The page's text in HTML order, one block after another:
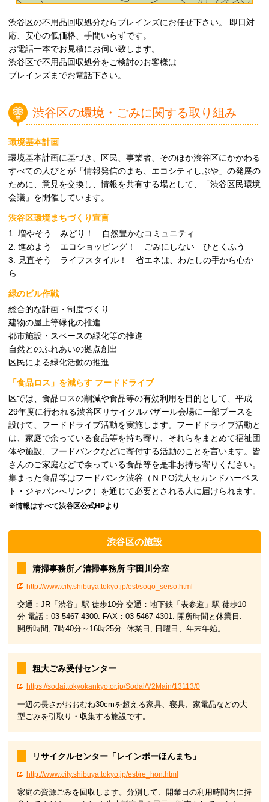
渋谷区の不用品回収処分ならブレインズにお任せ下さい。 即日対
応、安心の低価格、手間いらずです。
お電話一本でお見積にお伺い致します。
渋谷区で不用品回収処分をご検討のお客様は
ブレインズまでお電話下さい。
渋谷区の環境・ごみに関する取り組み
環境基本計画
環境基本計画に基づき、区民、事業者、そのほか渋谷区にかかわる
すべての人びとが「情報発信のまち、エコシティしぶや」の発展の
ために、意見を交換し、情報を共有する場として、「渋谷区民環境
会議」を開催しています。
渋谷区環境まちづくり宣言
1. 増やそう みどり！ 自然豊かなコミュニティ
2. 進めよう エコショッピング！ ごみにしない ひとくふう
3. 見直そう ライフスタイル！ 省エネは、わたしの手から心か
ら
緑のビル作戦
総合的な計画・制度づくり
建物の屋上等緑化の推進
都市施設・スペースの緑化等の推進
自然とのふれあいの拠点創出
区民による緑化活動の推進
「食品ロス」を減らす フードドライブ
区では、食品ロスの削減や食品等の有効利用を目的として、平成
29年度に行われる渋谷区リサイクルバザール会場に一部ブースを
設けて、フードドライブ活動を実施します。フードドライブ活動と
は、家庭で余っている食品等を持ち寄り、それらをまとめて福祉団
体や施設、フードバンクなどに寄付する活動のことを言います。皆
さんのご家庭などで余っている食品等を是非お持ち寄りください。
集まった食品等はフードバンク渋谷（ＮＰО法人セカンドハーベス
ト・ジャパンへリンク）を通じて必要とされる人に届けられます。
※情報はすべて渋谷区公式HPより
渋谷区の施設
清掃事務所／清掃事務所 宇田川分室
http://www.city.shibuya.tokyo.jp/est/sogo_seiso.html
交通：JR「渋谷」駅 徒歩10分 交通：地下鉄「表参道」駅 徒歩10
分 電話：03-5467-4300. FAX：03-5467-4301. 開所時間と休業日.
開所時間, 7時40分～16時25分. 休業日, 日曜日、年末年始。
粗大ごみ受付センター
https://sodai.tokyokankyo.or.jp/Sodai/V2Main/13113/0
一辺の長さがおおむね30cmを超える家具、寝具、家電品などの大
型ごみを引取り・収集する施設です。
リサイクルセンター「レインボーほんまち」
http://www.city.shibuya.tokyo.jp/est/re_hon.html
家庭の資源ごみを回収します。分別して、開業日の利用時間内に持